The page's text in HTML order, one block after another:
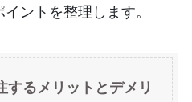
ントを整理します。
するメリットとデメリ